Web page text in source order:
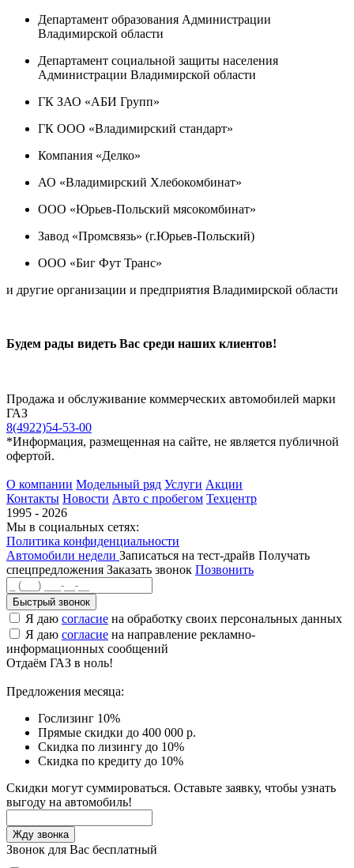
Департамент образования Администрации
Владимирской области
Департамент социальной защиты населения
Администрации Владимирской области
ГК ЗАО «АБИ Групп»
ГК ООО «Владимирский стандарт»
Компания «Делко»
АО «Владимирский Хлебокомбинат»
ООО «Юрьев-Польский мясокомбинат»
Завод «Промсвязь» (г.Юрьев-Польский)
ООО «Биг Фут Транс»
и другие организации и предприятия Владимирской области
Будем рады видеть Вас среди наших клиентов!
Продажа и обслуживание коммерческих автомобилей марки
ГАЗ
8(4922)54-53-00
*Информация, размещенная на сайте, не является публичной
офертой.
О компании Модельный ряд Услуги Акции
Контакты Новости Авто с пробегом Техцентр
1995 - 2026
Мы в социальных сетях:
Политика конфиденциальности
Автомобили недели Записаться на тест-драйв Получать
спецпредложения Заказать звонок Позвонить
Быстрый звонок
Я даю согласие на обработку своих персональных данных
Я даю согласие на направление рекламно-
информационных сообщений
Отдаём ГАЗ в ноль!
Предложения месяца:
Гослизинг 10%
Прямые скидки до 400 000 р.
Скидка по лизингу до 10%
Скидка по кредиту до 10%
Скидки могут суммироваться. Оставьте заявку, чтобы узнать
выгоду на автомобиль!
Звонок для Вас бесплатный